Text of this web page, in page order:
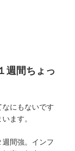
週間ちょっ
なにもないです
ます。
間強。インフ